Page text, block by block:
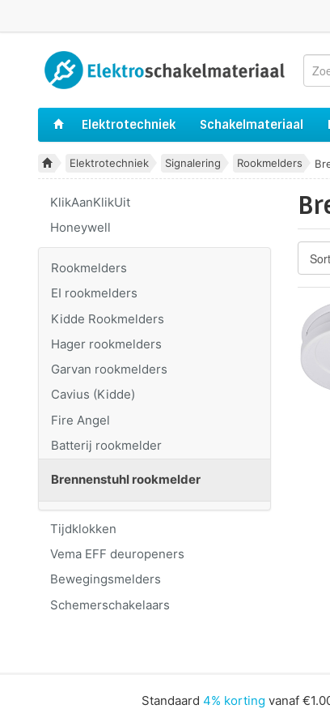
Elektrotechniek Schakelmateriaal
Elektrotechniek Signalering Rookmelders
KlikAanKlikUit
Honeywell
Rookmelders
EI rookmelders
Kidde Rookmelders
Hager rookmelders
Garvan rookmelders
Cavius (Kidde)
Fire Angel
Batterij rookmelder
Brennenstuhl rookmelder
Tijdklokken
Vema EFF deuropeners
Bewegingsmelders
Schemerschakelaars
Standaard 4% korting vanaf